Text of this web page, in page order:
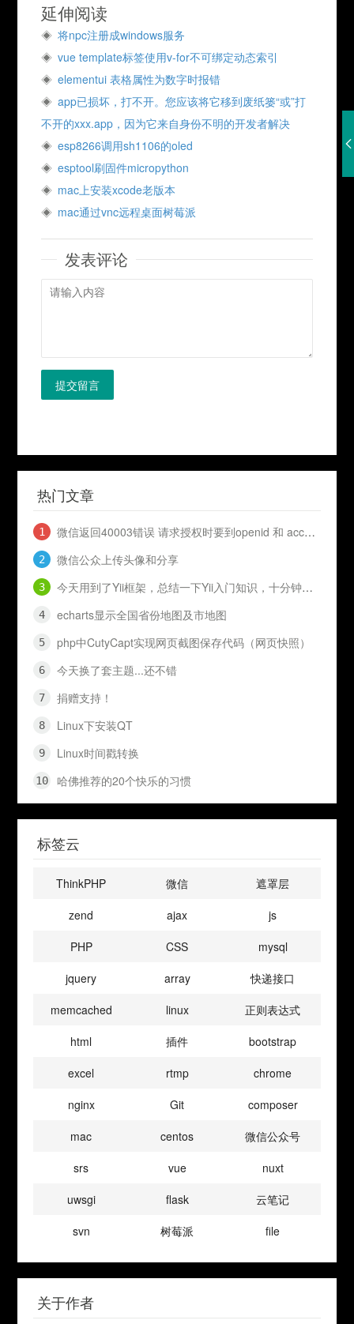
延伸阅读
将npc注册成windows服务
vue template标签使用v-for不可绑定动态索引
elementui 表格属性为数字时报错
app已损坏，打不开。您应该将它移到废纸篓“或”打
不开的xxx.app，因为它来自身份不明的开发者解决
esp8266调用sh1106的oled
esptool刷固件micropython
mac上安装xcode老版本
mac通过vnc远程桌面树莓派
发表评论
提交留言

热门文章
微信返回40003错误 请求授权时要到openid 和 access_token
微信公众上传头像和分享
今天用到了Yii框架，总结一下Yii入门知识，十分钟入门Yii
echarts显示全国省份地图及市地图
php中CutyCapt实现网页截图保存代码（网页快照）
今天换了套主题...还不错
捐赠支持！
Linux下安装QT
Linux时间戳转换
哈佛推荐的20个快乐的习惯
标签云
ThinkPHP 微信
遮罩层
zend
ajax
js
PHP
CSS
mysql
jquery
array
快递接口
memcached
linux
正则表达式
html
插件
bootstrap
excel
rtmp
chrome
nginx
Git
composer
mac
centos
微信公众号
srs
vue
nuxt
uwsgi
flask
云笔记
svn
树莓派 file
关于作者